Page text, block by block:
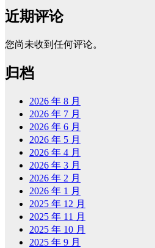
近期评论
您尚未收到任何评论。
归档
2026 年 8 月
2026 年 7 月
2026 年 6 月
2026 年 5 月
2026 年 4 月
2026 年 3 月
2026 年 2 月
2026 年 1 月
2025 年 12 月
2025 年 11 月
2025 年 10 月
2025 年 9 月